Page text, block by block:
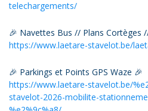
telechargements/
🎉 Navettes Bus // Plans Cortèges
https://www.laetare-stavelot.be/
🎉 Parkings et Points GPS Waze 🎉
https://www.laetare-stavelot.be/
stavelot-2026-mobilite-